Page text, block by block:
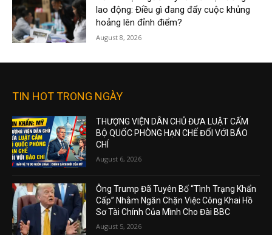
lao động: Điều gì đang đẩy cuộc khủng
hoảng lên đỉnh điểm?
August 8, 2026
TIN HOT TRONG NGÀY
THƯỢNG VIỆN DÂN CHỦ ĐƯA LUẬT CẤM
BỘ QUỐC PHÒNG HẠN CHẾ ĐỐI VỚI BÁO
CHÍ
August 6, 2026
Ông Trump Đã Tuyên Bố “Tình Trạng Khẩn
Cấp” Nhằm Ngăn Chặn Việc Công Khai Hồ
Sơ Tài Chính Của Mình Cho Đài BBC
August 5, 2026